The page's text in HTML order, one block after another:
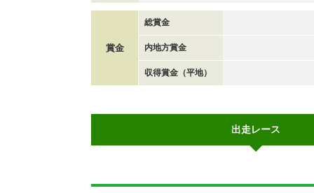
賞金
総賞金
内地方賞金
収得賞金（平地）
出走レース